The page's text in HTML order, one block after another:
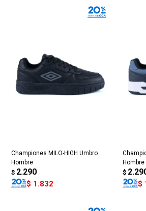
Championes MILO-HIGH Umbro
Hombre
$ 2.290
$ 1.832
Hombre
$
$